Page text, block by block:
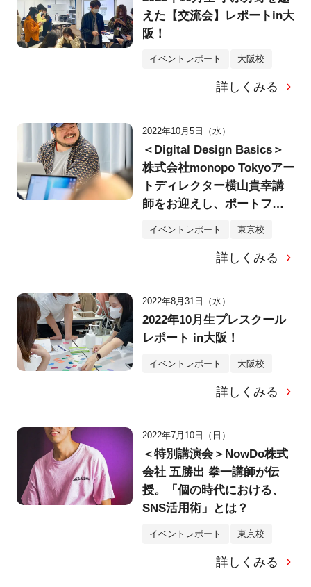
えた【交流会】レポートin大
阪！
イベントレポート 大阪校
詳しくみる
2022年10月5日（水）
＜Digital Design Basics＞
株式会社monopo Tokyoアー
トディレクター横山貴幸講
師をお迎えし、ポートフォ
リオ制作特別講座がスター
イベントレポート 東京校
詳しくみる
2022年8月31日（水）
2022年10月生プレスクール
レポート in大阪！
イベントレポート 大阪校
詳しくみる
2022年7月10日（日）
＜特別講演会＞NowDo株式
会社 五勝出 拳一講師が伝
授。「個の時代における、
SNS活用術」とは？
イベントレポート 東京校
詳しくみる